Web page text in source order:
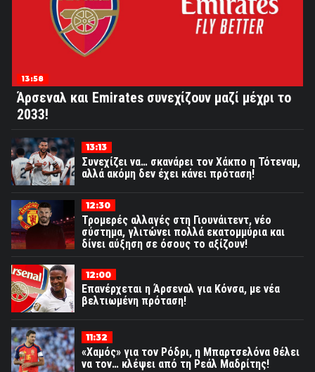
13:58
Άρσεναλ και Emirates συνεχίζουν μαζί μέχρι το
2033!
13:13
Συνεχίζει να… σκανάρει τον Χάκπο η Τότεναμ,
αλλά ακόμη δεν έχει κάνει πρόταση!
12:30
Τρομερές αλλαγές στη Γιουνάιτεντ, νέο
σύστημα, γλιτώνει πολλά εκατομμύρια και
δίνει αύξηση σε όσους το αξίζουν!
12:00
Επανέρχεται η Άρσεναλ για Κόνσα, με νέα
βελτιωμένη πρόταση!
11:32
«Χαμός» για τον Ρόδρι, η Μπαρτσελόνα θέλει
να τον… κλέψει από τη Ρεάλ Μαδρίτης!